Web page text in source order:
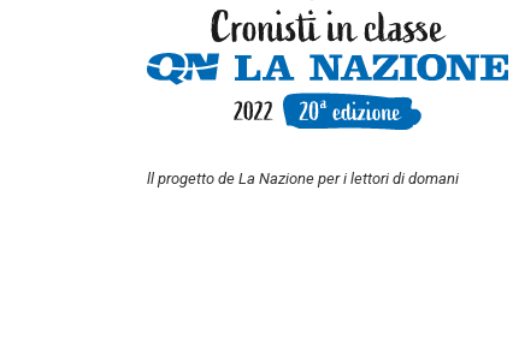
ll progetto de La Nazione per i lettori di domani